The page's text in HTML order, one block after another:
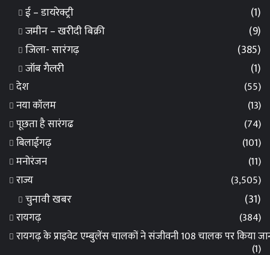
ई – डायरेक्ट्री
(1)
जमीन – खरीदी बिक्री
(9)
जिला- सारंगढ़
(385)
जॉब गैलरी
(1)
देश
(55)
नया कॉलम
(13)
पूछता है सारंगढ
(74)
बिलाईगढ़
(101)
मनोरंजन
(11)
राज्य
(3,505)
चुनावी खबर (31)
रायगढ़
(384)
रायगढ़ के प्राइवेट एम्बुलेंस चालकों ने संजीवनी 108 चालक पर किया
(1)